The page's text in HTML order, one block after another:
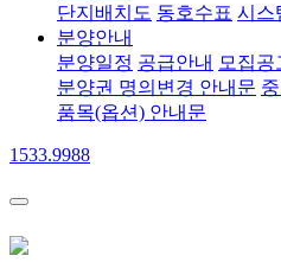
단지배치도 동호수표 시스
분양안내
분양일정 공급안내 모집공
분양권 명의변경 안내문
품목(옵션) 안내문
1533.9988